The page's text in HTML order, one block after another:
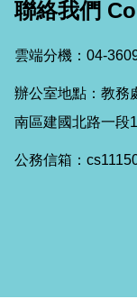
聯絡我們
雲端分機：04-
辦公室地點：教務
南區建國北路一段
公務信箱：